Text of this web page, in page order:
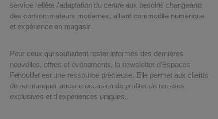
service reflète l'adaptation du centre aux besoins changeants
des consommateurs modernes, alliant commodité numérique
et expérience en magasin.
Pour ceux qui souhaitent rester informés des dernières
nouvelles, offres et événements, la newsletter d'Espaces
Fenouillet est une ressource précieuse. Elle permet aux clients
de ne manquer aucune occasion de profiter de remises
exclusives et d'expériences uniques.